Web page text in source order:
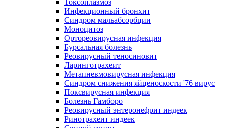
Токсоплазмоз
Инфекционный бронхит
Синдром мальабсорбции
Моноцитоз
Ортореовирусная инфекция
Бурсальная болезнь
Реовирусный теносиновит
Ларинготрахеит
Метапневмовирусная инфекция
Синдром снижения яйценоскости '76 вирус
Поксвирусная инфекция
Болезнь Гамборо
Реовирусный энтеронефрит индеек
Ринотрахеит индеек